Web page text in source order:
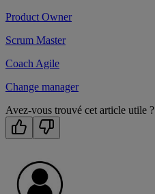
Product Owner
Scrum Master
Coach Agile
Change manager
Avez-vous trouvé cet article utile ?